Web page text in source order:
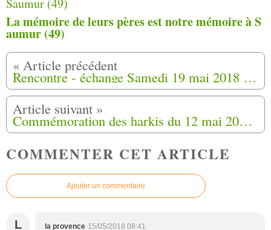
La mémoire de leurs pères est notre mémoire à S
aumur (49)
Rencontre - échange Samedi ​19 mai 2018 à l' ​Amphithéâtre de la Verrière - Cité du Livre à Aix-en-Provence (13)
Commémoration des harkis du 12 mai 2018, à Angers (49) Photos
COMMENTER CET ARTICLE
Ajouter un commentaire
L la provence 15/05/2018 08:41